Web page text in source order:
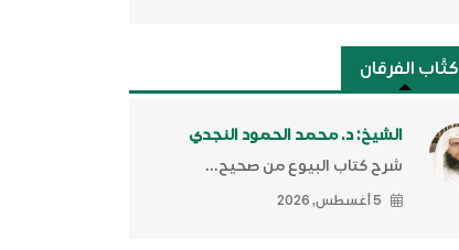
كتَّاب الفرقان
الشيخ: د. محمد الحمود النجدي
شرح كتاب البيوع من صحيح...
5 أغسطس, 2026